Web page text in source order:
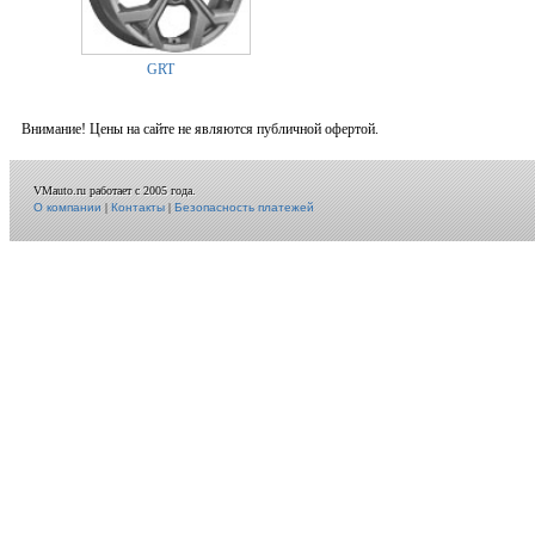
GRT
Внимание! Цены на сайте не являются публичной офертой.
VMauto.ru работает с 2005 года.
О компании|Контакты|Безопасность платежей